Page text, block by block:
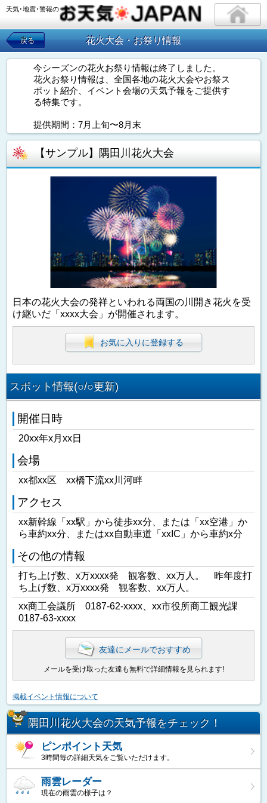
天気･地震･警報の
戻る 花火大会・お祭り情報
今シーズンの花火お祭り情報は終了しました。
花火お祭り情報は、全国各地の花火大会やお祭ス
ポット紹介、イベント会場の天気予報をご提供す
る特集です。
提供期間：7月上旬〜8月末
【サンプル】隅田川花火大会
日本の花火大会の発祥といわれる両国の川開き花火を受
け継いだ「xxxx大会」が開催されます。
お気に入りに登録する
スポット情報(○/○更新)
開催日時
20xx年x月xx日
会場
xx都xx区 xx橋下流xx川河畔
アクセス
xx新幹線「xx駅」から徒歩xx分、または「xx空港」か
ら車約xx分、またはxx自動車道「xxIC」から車約x分
その他の情報
打ち上げ数、x万xxxx発 観客数、xx万人。 昨年度打
ち上げ数、x万xxxx発 観客数、xx万人。
xx商工会議所 0187-62-xxxx、xx市役所商工観光課
0187-63-xxxx
友達にメールでおすすめ
メールを受け取った友達も無料で詳細情報を見られます!
掲載イベント情報について
隅田川花火大会の天気予報をチェック！
ピンポイント天気
3時間毎の詳細天気をご覧いただけます。
雨雲レーダー
現在の雨雲の様子は？